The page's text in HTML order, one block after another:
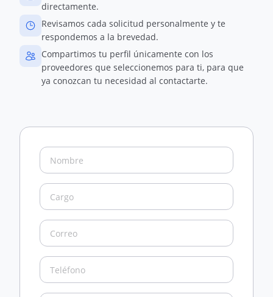
directamente.
Revisamos cada solicitud personalmente y te
respondemos a la brevedad.
Compartimos tu perfil únicamente con los
proveedores que seleccionemos para ti, para que
ya conozcan tu necesidad al contactarte.